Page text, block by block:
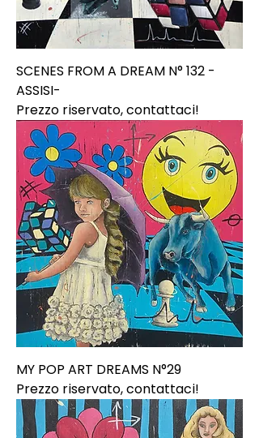
SCENES FROM A DREAM N° 132 -
ASSISI-
Prezzo riservato, contattaci!
MY POP ART DREAMS N°29
Prezzo riservato, contattaci!